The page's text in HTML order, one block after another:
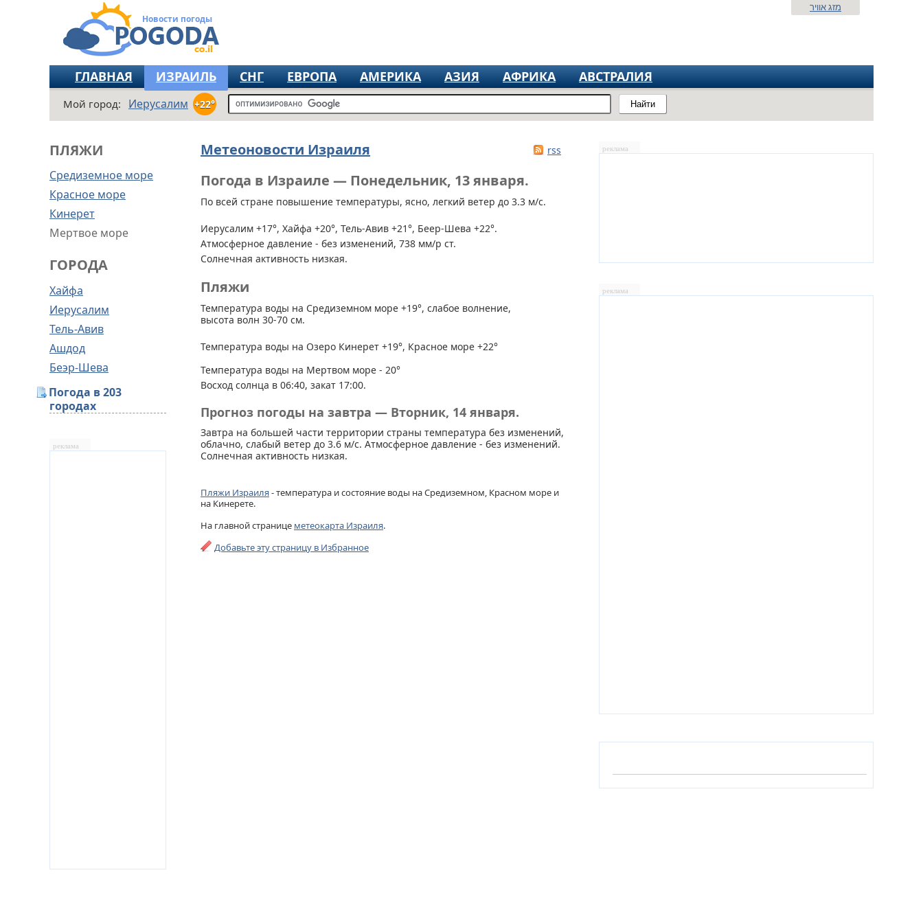
Новости погоды
Найти
מזג אוויר
ГЛАВНАЯ ИЗРАИЛЬ СНГ ЕВРОПА АМЕРИКА АЗИЯ АФРИКА АВСТРАЛИЯ
Мой город: Иерусалим +22°
ПЛЯЖИ
Средиземное море
Красное море
Кинерет
Мертвое море
ГОРОДА
Хайфа
Иерусалим
Тель-Авив
Ашдод
Беэр-Шева
Погода в 203
городах
реклама
Метеоновости Израиля rss
Погода в Израиле — Понедельник, 13 января.
По всей стране повышение температуры, ясно, легкий ветер до 3.3 м/с.
Иерусалим +17°, Хайфа +20°, Тель-Авив +21°, Беер-Шева +22°.
Атмосферное давление - без изменений, 738 мм/р ст.
Солнечная активность низкая.
Пляжи
Температура воды на Средиземном море +19°, слабое волнение,
высота волн 30-70 см.
Температура воды на Озеро Кинерет +19°, Красное море +22°
Температура воды на Мертвом море - 20°
Восход солнца в 06:40, закат 17:00.
Прогноз погоды на завтра — Вторник, 14 января.
Завтра на большей части территории страны температура без изменений,
облачно, слабый ветер до 3.6 м/с. Атмосферное давление - без изменений.
Солнечная активность низкая.
Пляжи Израиля- температура и состояние воды на Средиземном, Красном море и
на Кинерете.
На главной странице метеокарта Израиля.
Добавьте эту страницу в Избранное
реклама
реклама